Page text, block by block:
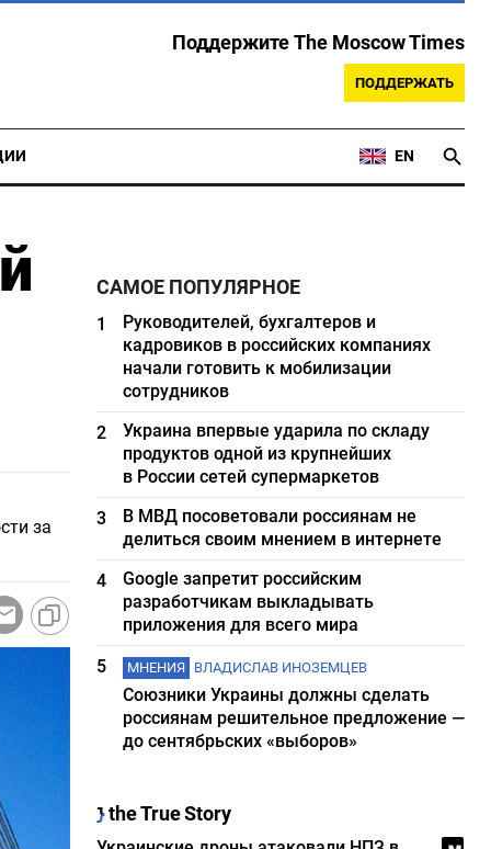
Поддержите The Moscow Times
ПОДДЕРЖАТЬ
EN
за
САМОЕ ПОПУЛЯРНОЕ
1
Руководителей, бухгалтеров и
кадровиков в российских компаниях
начали готовить к мобилизации
сотрудников
2
Украина впервые ударила по складу
продуктов одной из крупнейших
в России сетей супермаркетов
3
В МВД посоветовали россиянам не
делиться своим мнением в интернете
4
Google запретит российским
разработчикам выкладывать
приложения для всего мира
5
МНЕНИЯ ВЛАДИСЛАВ ИНОЗЕМЦЕВ
Союзники Украины должны сделать
россиянам решительное предложение —
до сентябрьских «выборов»